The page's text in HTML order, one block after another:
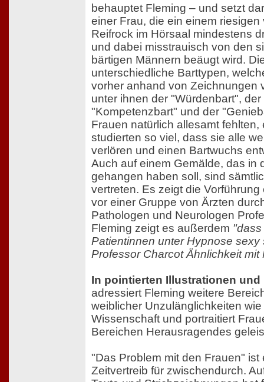
behauptet Fleming – und setzt
einer Frau, die ein einem
Reifrock im Hörsaal mindestens
und dabei misstrauisch von den
bärtigen Männern beäugt wird.
unterschiedliche Barttypen,
vorher anhand von Zeichnungen
unter ihnen der "Würdenbart",
"Kompetenzbart" und der
Frauen natürlich allesamt fehlten,
studierten so viel, dass sie alle
verlören und einen Bartwuchs
Auch auf einem Gemälde, das in
gehangen haben soll, sind
vertreten. Es zeigt die
vor einer Gruppe von Ärzten
Pathologen und Neurologen
Fleming zeigt es außerdem
Patientinnen unter Hypnose sexy
Professor Charcot Ähnlichkeit mit
In pointierten Illustrationen und
adressiert Fleming weitere
weiblicher Unzulänglichkeiten
Wissenschaft und portraitiert
Bereichen Herausragendes
"Das Problem mit den Frauen" ist
Zeitvertreib für zwischendurch.